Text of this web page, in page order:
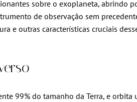
sobre o exoplaneta, abrindo
de observação sem
e outras características cruciais
99% do tamanho da Terra, e